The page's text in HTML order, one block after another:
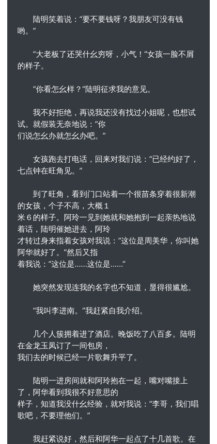
陆明笑着说：“要不要钱呀？我朋友可没有钱
哟。”
“大老板了还哭什幺穷呀，小气！”女孩一脸不屑
的样子。
“你看怎幺样？”陆明征求我的意见。
我不好拒绝，再说我还没有找过小姐呢，也想试
试。就假装无奈地说：“你
们说怎幺办就怎幺办吧。”
女孩跑去打电话，回来对我们说：“已经约好了，
七点钟在旺角见。”
到了旺角，看到门口站着一个很苗条穿着很新潮
的女孩，个子不高，大概１
米６的样子。阿玲一见到她就和她抱到一起亲热地说
着话，陆明催她进去，阿玲
才转过身来指着女孩对我说：“这位是周美华，你叫她
阿华就好了。”然后又指
着我说：“这位是……这位是……”
她突然发现连我的名字也不知道，显得很尴尬。
“我叫李进南。”我赶紧自我介绍。
几个人簇拥着进了酒店。晚饭吃了八百多。陆明
在金龙玉凤订了一间包房，
我们去的时候已经一片歌舞升平了。
陆明一进房间就和阿玲抱在一起，嘴对嘴接上
了，阿华看到我很不好意思的
样子，知道我没什幺经验，就对我说：“李哥，我们唱
歌吧，不要理他们。”
我赶紧说好，然后和阿华一起点了十几首歌。在